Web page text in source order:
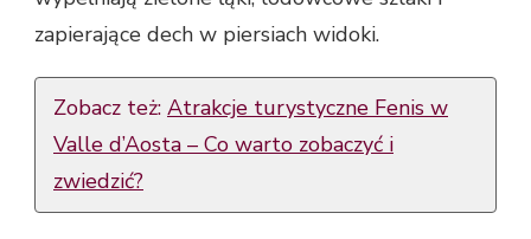
zapierające dech w piersiach widoki.
Zobacz też: Atrakcje turystyczne Fenis w
Valle d’Aosta – Co warto zobaczyć i
zwiedzić?